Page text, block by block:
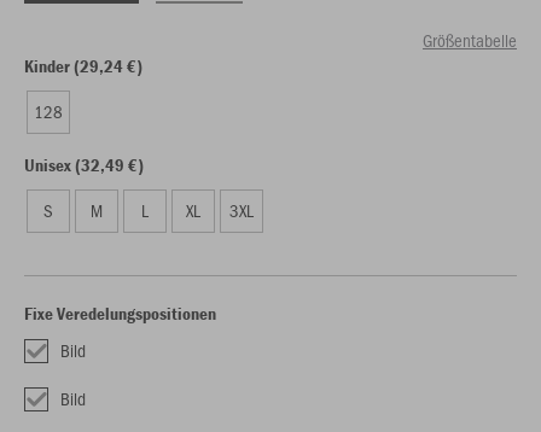
Größentabelle
Kinder (29,24 €)
128
Unisex (32,49 €)
S M L XL 3XL
Fixe Veredelungspositionen
Bild
Bild